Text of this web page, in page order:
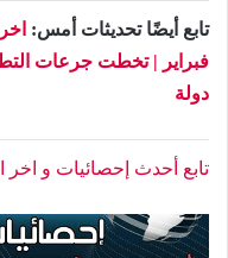
تابع أيضًا تحديثات أمس:
دولة
تابع أحدث إحصائيات و اخر